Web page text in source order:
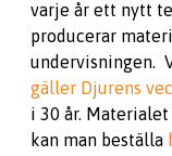
varje år ett nytt
producerar
undervisningen.
gäller Djurens
i 30 år.
kan man beställa